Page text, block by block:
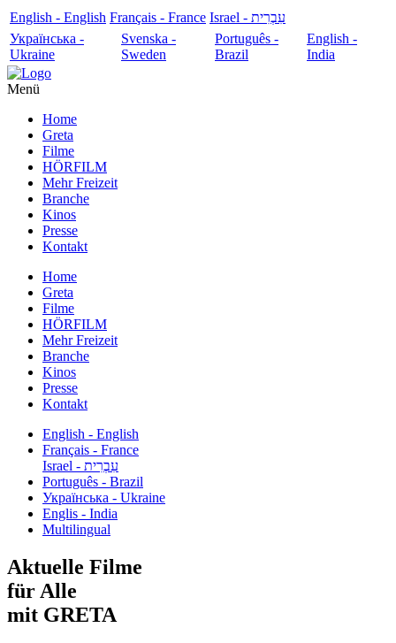
English - English Français - France
עִבְרִית - Israel
Українська -
Ukraine
Svenska -
Sweden
Português -
Brazil
English -
India
Menü
Home
Greta
Filme
HÖRFILM
Mehr Freizeit
Branche
Kinos
Presse
Kontakt
Home
Greta
Filme
HÖRFILM
Mehr Freizeit
Branche
Kinos
Presse
Kontakt
English - English
Français - France
עִבְרִית - Israel
Português - Brazil
Українська - Ukraine
Englis - India
Multilingual
Aktuelle Filme
für Alle
mit GRETA